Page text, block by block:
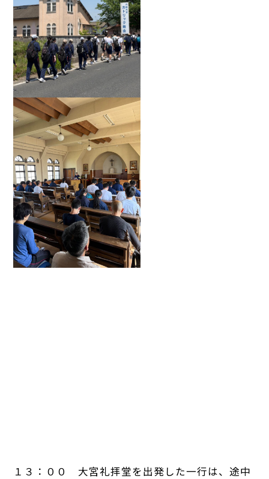
１３：００ 大宮礼拝堂を出発した一行は、途中